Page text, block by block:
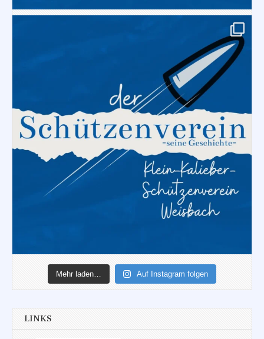
Mehr laden… Auf Instagram folgen
LINKS